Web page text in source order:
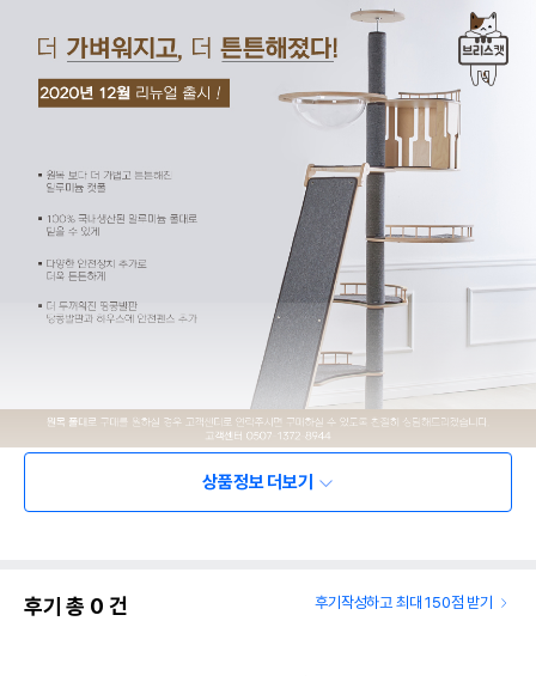
상품정보 더보기
후기 총 0 건 후기작성하고 최대 150점 받기